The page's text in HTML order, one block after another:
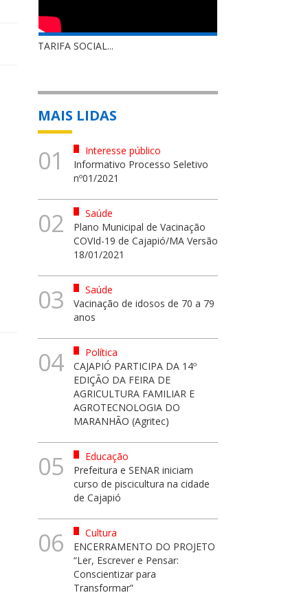
TARIFA SOCIAL...
MAIS LIDAS
01
Interesse público
Informativo Processo Seletivo
nº01/2021
02
Saúde
Plano Municipal de Vacinação
COVId-19 de Cajapió/MA Versão
18/01/2021
03
Saúde
Vacinação de idosos de 70 a 79
anos
04
Política
CAJAPIÓ PARTICIPA DA 14º
EDIÇÃO DA FEIRA DE
AGRICULTURA FAMILIAR E
AGROTECNOLOGIA DO
MARANHÃO (Agritec)
05
Educação
Prefeitura e SENAR iniciam
curso de piscicultura na cidade
de Cajapió
06
Cultura
ENCERRAMENTO DO PROJETO
“Ler, Escrever e Pensar:
Conscientizar para
Transformar”